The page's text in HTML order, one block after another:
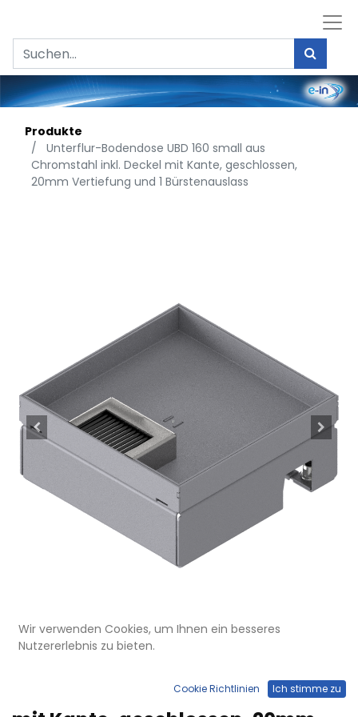
Produkte
Unterflur-Bodendose UBD 160 small aus
Chromstahl inkl. Deckel mit Kante, geschlossen,
20mm Vertiefung und 1 Bürstenauslass
UBD 167 202
Unterflur-Bodendose UBD 160
small aus Chromstahl inkl. Deckel
Wir verwenden Cookies, um Ihnen ein besseres
Nutzererlebnis zu bieten.
Cookie Richtlinien Ich stimme zu